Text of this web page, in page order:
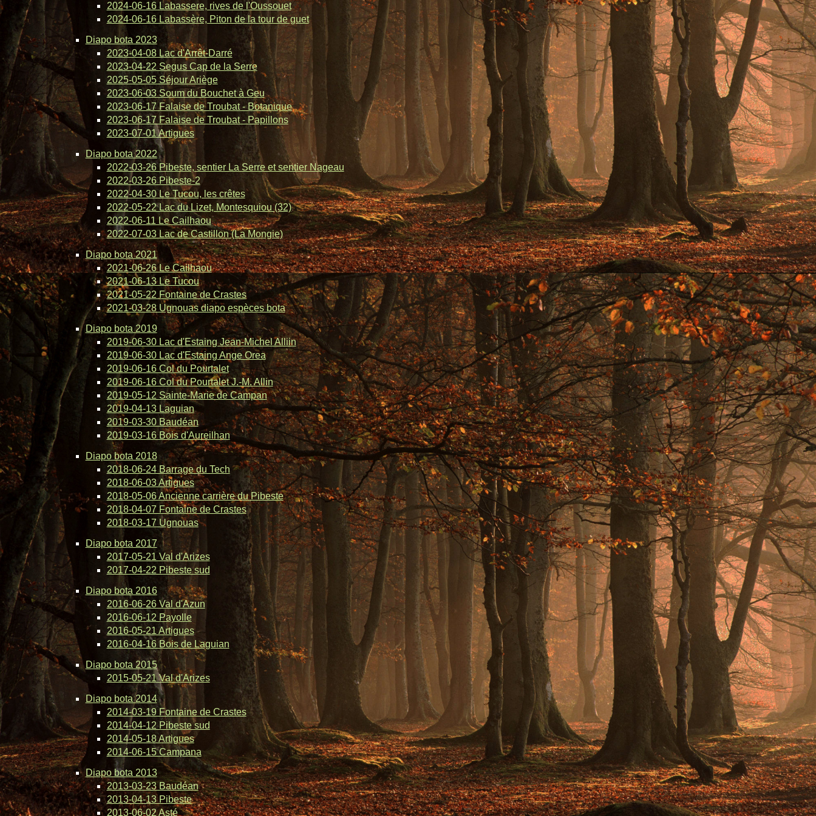
2024-06-16 Labassere, rives de l'Oussouet
2024-06-16 Labassère, Piton de la tour de guet
Diapo bota 2023
2023-04-08 Lac d'Arrêt-Darré
2023-04-22 Segus Cap de la Serre
2025-05-05 Séjour Ariège
2023-06-03 Soum du Bouchet à Geu
2023-06-17 Falaise de Troubat - Botanique
2023-06-17 Falaise de Troubat - Papillons
2023-07-01 Artigues
Diapo bota 2022
2022-03-26 Pibeste, sentier La Serre et sentier Nageau
2022-03-26 Pibeste-2
2022-04-30 Le Tucou, les crêtes
2022-05-22 Lac du Lizet, Montesquiou (32)
2022-06-11 Le Cailhaou
2022-07-03 Lac de Castillon (La Mongie)
Diapo bota 2021
2021-06-26 Le Cailhaou
2021-06-13 Le Tucou
2021-05-22 Fontaine de Crastes
2021-03-28 Ugnouas diapo espèces bota
Diapo bota 2019
2019-06-30 Lac d'Estaing Jean-Michel Alliin
2019-06-30 Lac d'Estaing Ange Orea
2019-06-16 Col du Pourtalet
2019-06-16 Col du Pourtalet J.-M. Allin
2019-05-12 Sainte-Marie de Campan
2019-04-13 Laguian
2019-03-30 Baudéan
2019-03-16 Bois d'Aureilhan
Diapo bota 2018
2018-06-24 Barrage du Tech
2018-06-03 Artigues
2018-05-06 Ancienne carrière du Pibeste
2018-04-07 Fontaine de Crastes
2018-03-17 Ugnouas
Diapo bota 2017
2017-05-21 Val d'Arizes
2017-04-22 Pibeste sud
Diapo bota 2016
2016-06-26 Val d'Azun
2016-06-12 Payolle
2016-05-21 Artigues
2016-04-16 Bois de Laguian
Diapo bota 2015
2015-05-21 Val d'Arizes
Diapo bota 2014
2014-03-19 Fontaine de Crastes
2014-04-12 Pibeste sud
2014-05-18 Artigues
2014-06-15 Campana
Diapo bota 2013
2013-03-23 Baudéan
2013-04-13 Pibeste
2013-06-02 Asté